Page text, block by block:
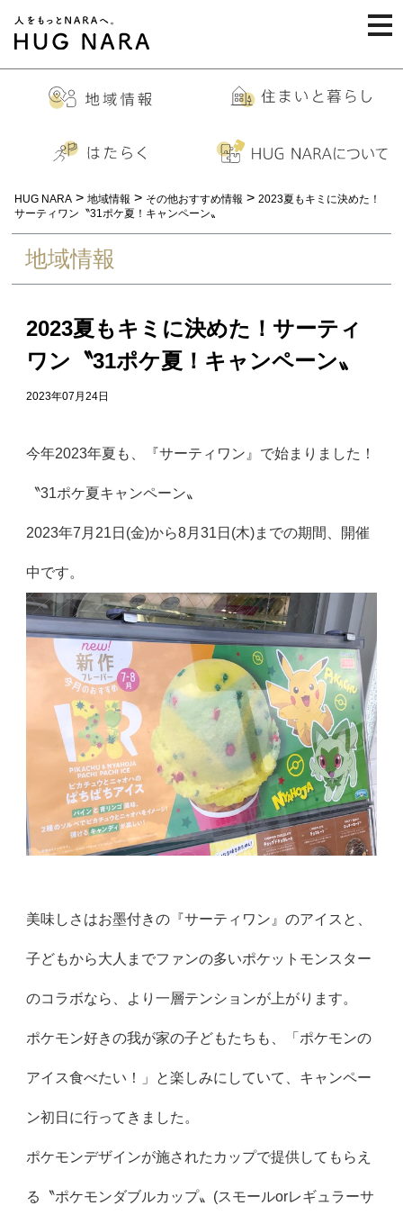
HUG NARA > 地域情報 > その他おすすめ情報 > 2023夏もキミに決めた！
サーティワン〝31ポケ夏！キャンペーン〟
地域情報
2023夏もキミに決めた！サーティ
ワン〝31ポケ夏！キャンペーン〟
2023年07月24日
今年2023年夏も、『サーティワン』で始まりました！
〝31ポケ夏キャンペーン〟
2023年7月21日(金)から8月31日(木)までの期間、開催
中です。
美味しさはお墨付きの『サーティワン』のアイスと、
子どもから大人までファンの多いポケットモンスター
のコラボなら、より一層テンションが上がります。
ポケモン好きの我が家の子どもたちも、「ポケモンの
アイス食べたい！」と楽しみにしていて、キャンペー
ン初日に行ってきました。
ポケモンデザインが施されたカップで提供してもらえ
る〝ポケモンダブルカップ〟(スモールorレギュラーサ